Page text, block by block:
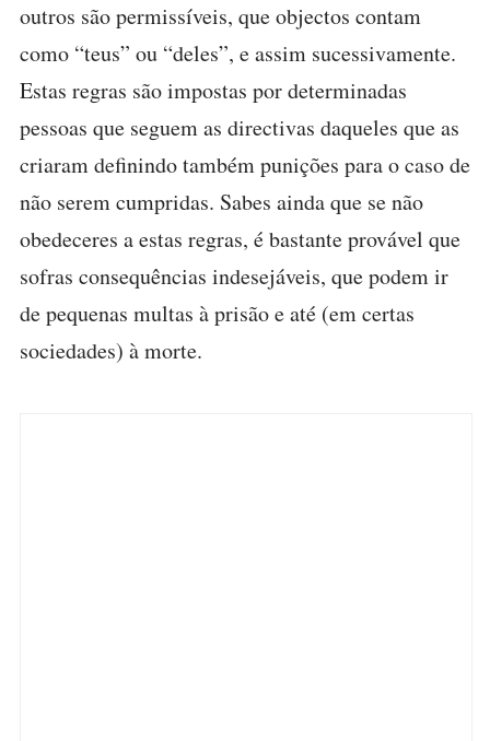
outros são permissíveis, que objectos contam
como “teus” ou “deles”, e assim sucessivamente.
Estas regras são impostas por determinadas
pessoas que seguem as directivas daqueles que as
criaram definindo também punições para o caso de
não serem cumpridas. Sabes ainda que se não
obedeceres a estas regras, é bastante provável que
sofras consequências indesejáveis, que podem ir
de pequenas multas à prisão e até (em certas
sociedades) à morte.